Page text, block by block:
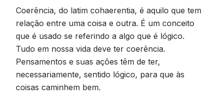
Coerência, do latim cohaerentia, é aquilo que tem
relação entre uma coisa e outra. É um conceito
que é usado se referindo a algo que é lógico.
Tudo em nossa vida deve ter coerência.
Pensamentos e suas ações têm de ter,
necessariamente, sentido lógico, para que às
coisas caminhem bem.